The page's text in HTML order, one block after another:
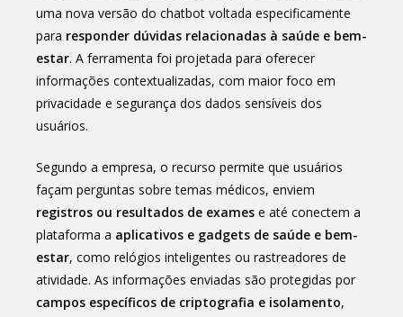
uma nova versão do chatbot voltada especificamente
para responder dúvidas relacionadas à saúde e bem-
estar. A ferramenta foi projetada para oferecer
informações contextualizadas, com maior foco em
privacidade e segurança dos dados sensíveis dos
usuários.
Segundo a empresa, o recurso permite que usuários
façam perguntas sobre temas médicos, enviem
registros ou resultados de exames e até conectem a
plataforma a aplicativos e gadgets de saúde e bem-
estar, como relógios inteligentes ou rastreadores de
atividade. As informações enviadas são protegidas por
campos específicos de criptografia e isolamento,